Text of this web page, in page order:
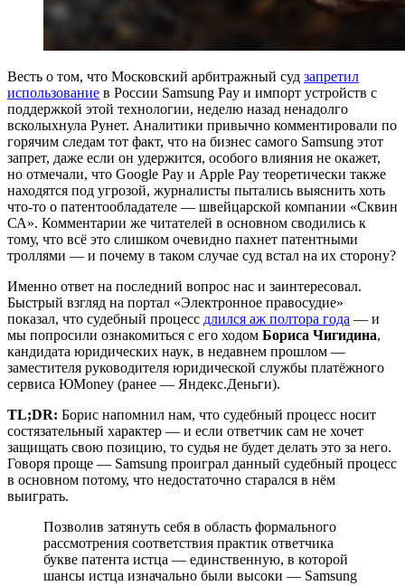
Весть о том, что Московский арбитражный суд запретил
использование в России Samsung Pay и импорт устройств с
поддержкой этой технологии, неделю назад ненадолго
всколыхнула Рунет. Аналитики привычно комментировали по
горячим следам тот факт, что на бизнес самого Samsung этот
запрет, даже если он удержится, особого влияния не окажет,
но отмечали, что Google Pay и Apple Pay теоретически также
находятся под угрозой, журналисты пытались выяснить хоть
что-то о патентообладателе — швейцарской компании «Сквин
СА». Комментарии же читателей в основном сводились к
тому, что всё это слишком очевидно пахнет патентными
троллями — и почему в таком случае суд встал на их сторону?
Именно ответ на последний вопрос нас и заинтересовал.
Быстрый взгляд на портал «Электронное правосудие»
показал, что судебный процесс длился аж полтора года — и
мы попросили ознакомиться с его ходом Бориса Чигидина,
кандидата юридических наук, в недавнем прошлом —
заместителя руководителя юридической службы платёжного
сервиса ЮMoney (ранее — Яндекс.Деньги).
TL;DR: Борис напомнил нам, что судебный процесс носит
состязательный характер — и если ответчик сам не хочет
защищать свою позицию, то судья не будет делать это за него.
Говоря проще — Samsung проиграл данный судебный процесс
в основном потому, что недостаточно старался в нём
выиграть.
Позволив затянуть себя в область формального
рассмотрения соответствия практик ответчика
букве патента истца — единственную, в которой
шансы истца изначально были высоки — Samsung